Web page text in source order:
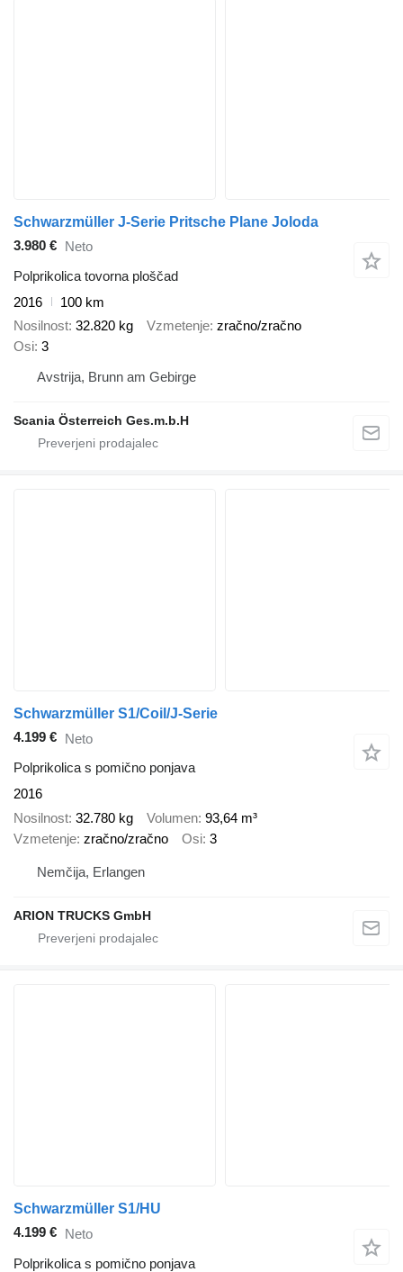
Schwarzmüller J-Serie Pritsche Plane Joloda
3.980 € Neto
Polprikolica tovorna ploščad
2016
100 km
Nosilnost 32.820 kg Vzmetenje zračno/zračno
Osi 3
Avstrija, Brunn am Gebirge
Scania Österreich Ges.m.b.H
Schwarzmüller S1/Coil/J-Serie
4.199 € Neto
Polprikolica s pomično ponjava
2016
Nosilnost 32.780 kg Volumen 93,64 m³
Vzmetenje zračno/zračno Osi 3
Nemčija, Erlangen
ARION TRUCKS GmbH
Schwarzmüller S1/HU
4.199 € Neto
Polprikolica s pomično ponjava